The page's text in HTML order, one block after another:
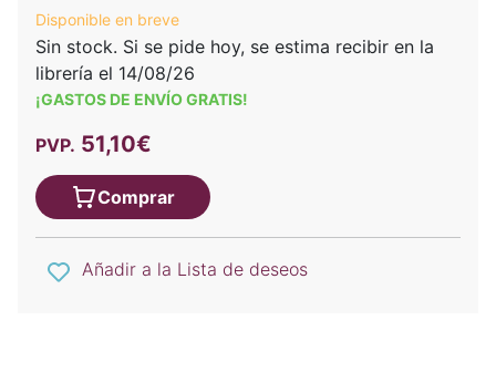
Disponible en breve
Sin stock. Si se pide hoy, se estima recibir en la
librería el 14/08/26
¡GASTOS DE ENVÍO GRATIS!
PVP. 51,10€
Comprar
Añadir a la Lista de deseos